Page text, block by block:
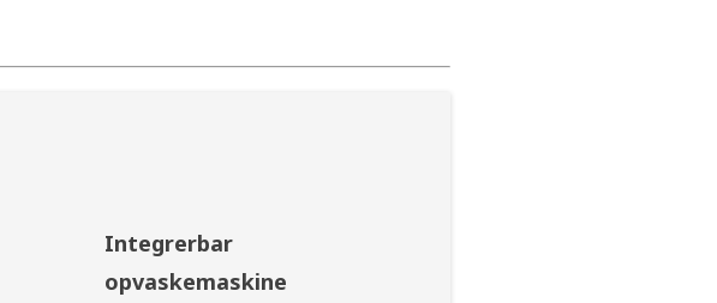
Integrerbar
opvaskemaskine